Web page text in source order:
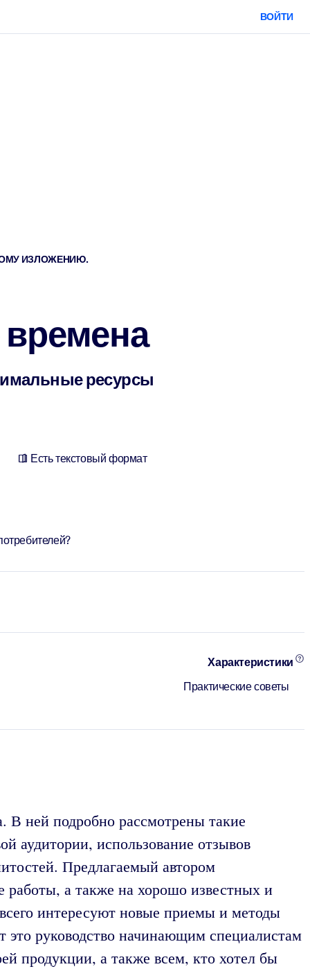
ВОЙТИ
ИЗЛОЖЕНИЮ.
времена
ресурсы
Есть текстовый формат
Характеристики
Практические советы
В ней подробно рассмотрены такие
аудитории, использование отзывов
Предлагаемый автором
работы, а также на хорошо известных и
интересуют новые приемы и методы
это руководство начинающим специалистам
продукции, а также всем, кто хотел бы